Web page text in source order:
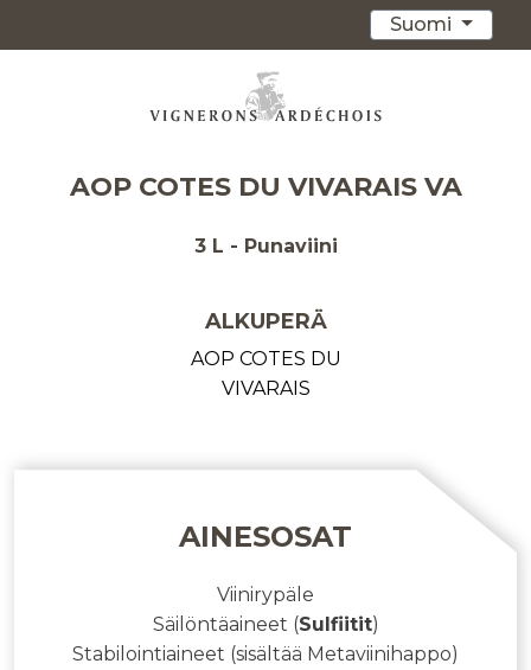
Suomi
AOP COTES DU VIVARAIS VA
3 L - Punaviini
ALKUPERÄ
AOP COTES DU
VIVARAIS
AINESOSAT
Viinirypäle
Säilöntäaineet (Sulfiitit)
Stabilointiaineet (sisältää Metaviinihappo)